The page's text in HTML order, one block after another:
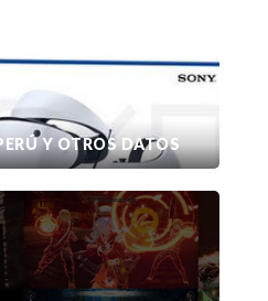
Y OTROS DATOS